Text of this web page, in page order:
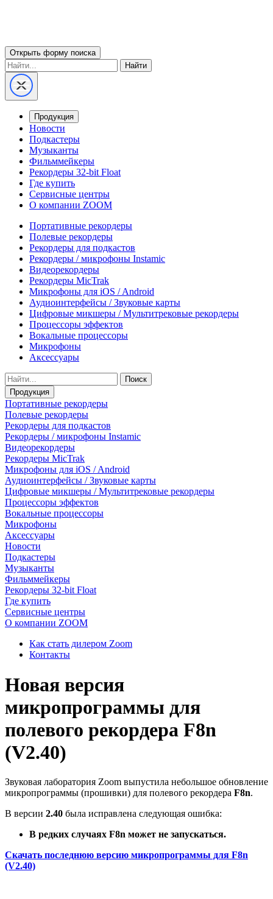
Открыть форму поиска
Найти
Продукция
Новости
Подкастеры
Музыканты
Фильммейкеры
Рекордеры 32-bit Float
Где купить
Сервисные центры
О компании ZOOM
Портативные рекордеры
Полевые рекордеры
Рекордеры для подкастов
Рекордеры / микрофоны Instamic
Видеорекордеры
Рекордеры MicTrak
Микрофоны для iOS / Android
Аудиоинтерфейсы / Звуковые карты
Цифровые микшеры / Мультитрековые рекордеры
Процессоры эффектов
Вокальные процессоры
Микрофоны
Аксессуары
Поиск
Продукция
Портативные рекордеры
Полевые рекордеры
Рекордеры для подкастов
Рекордеры / микрофоны Instamic
Видеорекордеры
Рекордеры MicTrak
Микрофоны для iOS / Android
Аудиоинтерфейсы / Звуковые карты
Цифровые микшеры / Мультитрековые рекордеры
Процессоры эффектов
Вокальные процессоры
Микрофоны
Аксессуары
Новости
Подкастеры
Музыканты
Фильммейкеры
Рекордеры 32-bit Float
Где купить
Сервисные центры
О компании ZOOM
Как стать дилером Zoom
Контакты
Новая версия
микропрограммы для
полевого рекордера F8n
(V2.40)
Звуковая лаборатория Zoom выпустила небольшое обновление
микропрограммы (прошивки) для полевого рекордера F8n.
В версии 2.40 была исправлена следующая ошибка:
В редких случаях F8n может не запускаться.
Скачать последнюю версию микропрограммы для F8n
(V2.40)